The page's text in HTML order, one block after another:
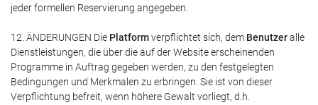
jeder formellen Reservierung angegeben.
12. ÄNDERUNGEN Die Platformverpflichtet sich, dem Benutzeralle
Dienstleistungen, die über die auf der Website erscheinenden
Programme in Auftrag gegeben werden, zu den festgelegten
Bedingungen und Merkmalen zu erbringen. Sie ist von dieser
Verpflichtung befreit, wenn höhere Gewalt vorliegt, d.h.